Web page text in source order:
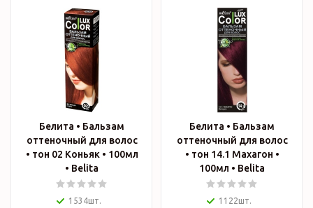
Белита • Бальзам
оттеночный для волос
• тон 02 Коньяк • 100мл
• Belita
1534шт.
Белита • Бальзам
оттеночный для волос
• тон 14.1 Махагон •
100мл • Belita
1122шт.